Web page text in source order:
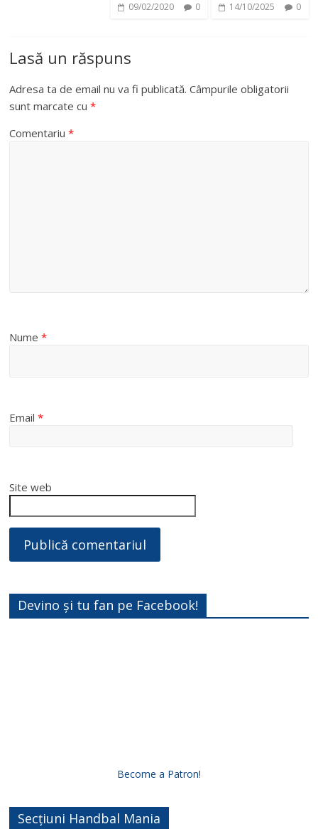
09/02/2020 0 14/10/2025 0
Lasă un răspuns
Adresa ta de email nu va fi publicată. Câmpurile obligatorii
sunt marcate cu*
Comentariu*
Nume*
Email*
Site web
Devino și tu fan pe Facebook!
Become a Patron!
Secțiuni Handbal Mania